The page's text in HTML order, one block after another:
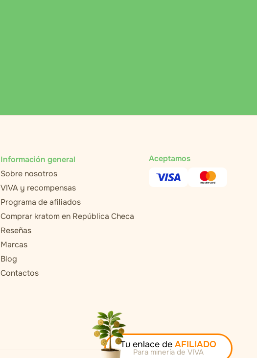
Información general
Sobre nosotros
VIVA y recompensas
Programa de afiliados
Comprar kratom en República Checa
Reseñas
Marcas
Blog
Contactos
Aceptamos
Tu enlace de AFILIADO
Para minería de VIVA